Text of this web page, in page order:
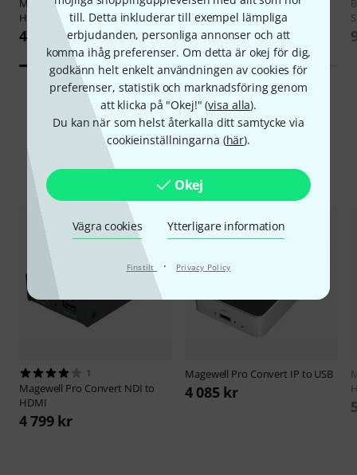
till. Detta inkluderar till exempel lämpliga
erbjudanden, personliga annonser och att
komma ihåg preferenser. Om detta är okej för dig,
godkänn helt enkelt användningen av cookies för
preferenser, statistik och marknadsföring genom
att klicka på "Okej!" (visa alla).
Du kan när som helst återkalla ditt samtycke via
cookieinställningarna (här).
Okej
Vägra cookies Ytterligare information
Finstilt · Privacy Policy
HDMI
4 799 kr
79 kr
Jämför alternativ
1
Magewell Pro Convert NDI to
HDMI
4 799 kr
Magewell Pro Convert IP to USB
4 085 kr